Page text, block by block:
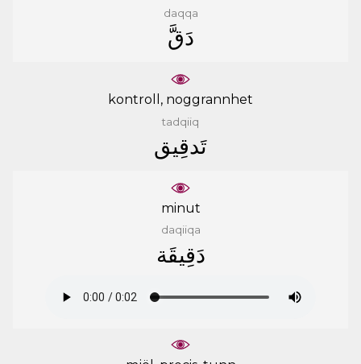
daqqa
ﺩَﻕَّ
kontroll, noggrannhet
tadqiiq
ﺗَﺪﻗِﻴﻖ
minut
daqiiqa
ﺩَﻗِﻴﻘَﺔ